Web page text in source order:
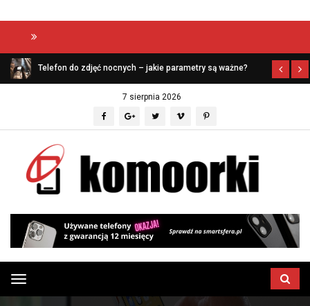
Telefon do zdjęć nocnych – jakie parametry są ważne?
7 sierpnia 2026
Przełącz
menu